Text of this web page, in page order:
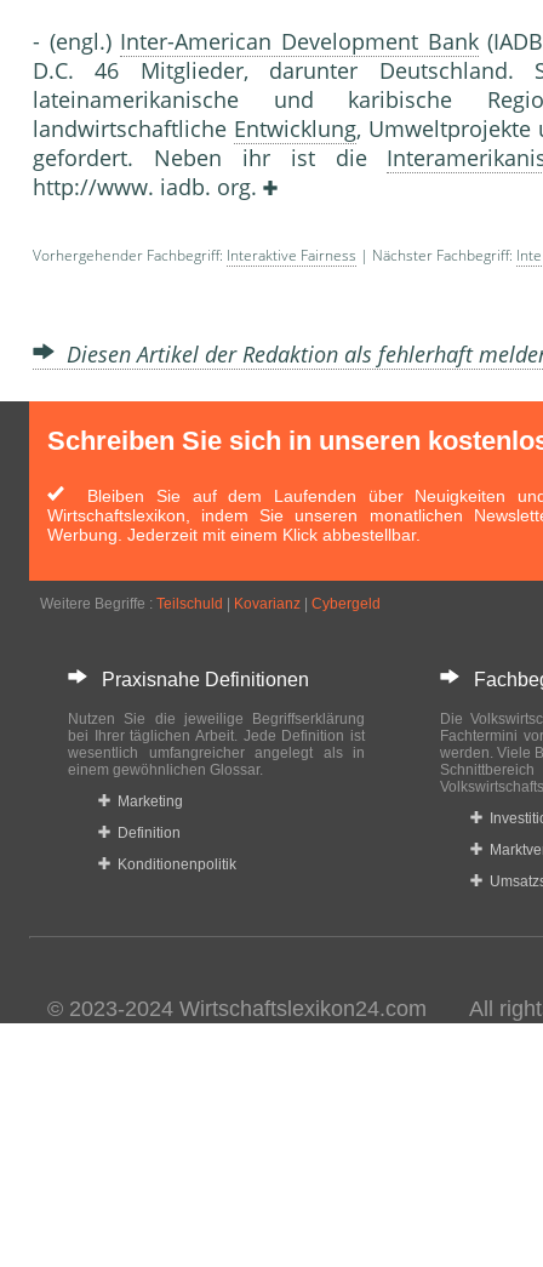
- (engl.) Inter-American Development Bank
D.C. 46 Mitglieder, darunter Deutschland.
lateinamerikanische und karibische
landwirtschaftliche Entwicklung, Umweltprojekte
gefordert. Neben ihr ist die
http://www. iadb. org.
Vorhergehender Fachbegriff: Interaktive Fairness | Nächster Fachbegriff:
Diesen Artikel der Redaktion als fehlerhaft
Schreiben Sie sich in unseren
Bleiben Sie auf dem Laufenden über Neuigkeiten
Wirtschaftslexikon, indem Sie unseren monatlichen
Werbung. Jederzeit mit einem Klick abbestellbar.
Weitere Begriffe : Teilschuld Kovarianz Cybergeld
Praxisnahe Definitionen
Nutzen Sie die jeweilige Begriffserklärung
bei Ihrer täglichen Arbeit. Jede Definition ist
wesentlich umfangreicher angelegt als in
einem gewöhnlichen Glossar.
Marketing
Definition
Konditionenpolitik
Die
Fachtermini
werden. Viele
© 2023-2024 Wirtschaftslexikon24.com All